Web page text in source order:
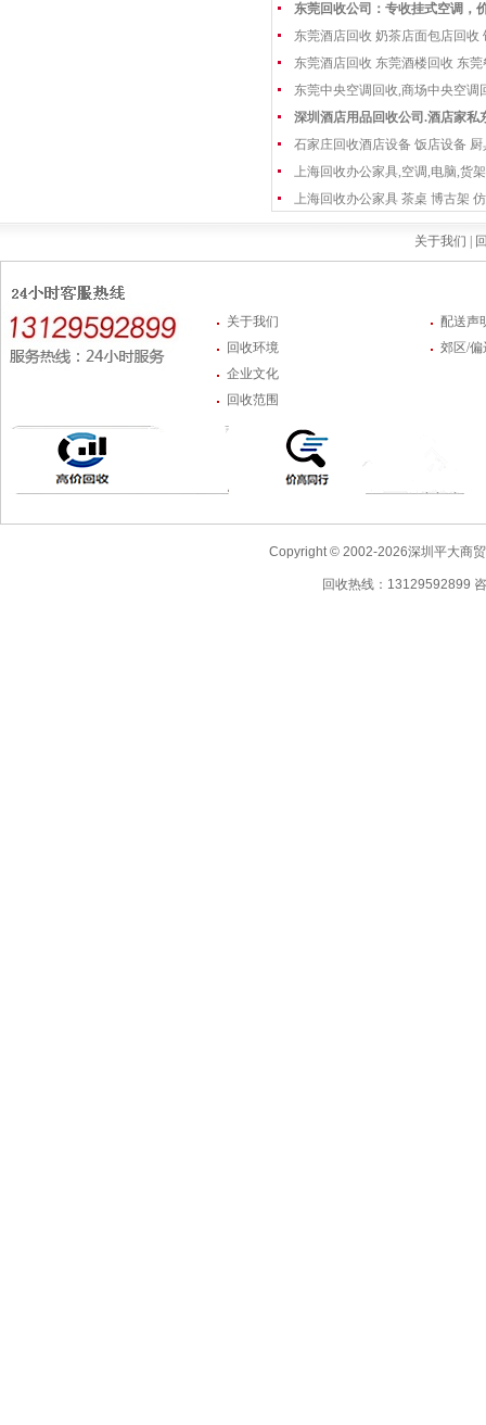
东莞回收公司：专收挂式空调，
东莞酒店回收 奶茶店面包店回收
东莞酒店回收 东莞酒楼回收 东
东莞中央空调回收,商场中央空调
深圳酒店用品回收公司.酒店家私
石家庄回收酒店设备 饭店设备 厨
上海回收办公家具,空调,电脑,货
上海回收办公家具 茶桌 博古架
关于我们 |
关于我们
回收环境
企业文化
回收范围
配送声
郊区/
Copyright © 2002-2026深圳平大商
回收热线：13129592899